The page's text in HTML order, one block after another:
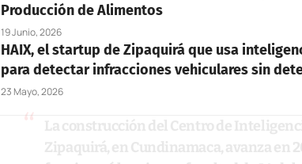
Producción de Alimentos
19 Junio, 2026
HAIX, el startup de Zipaquirá que usa
para detectar infracciones vehiculares sin
23 Mayo, 2026